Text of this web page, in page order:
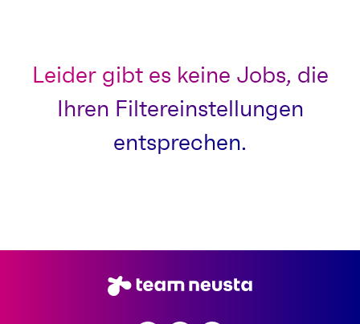
Leider gibt es keine Jobs, die
Ihren Filtereinstellungen
entsprechen.